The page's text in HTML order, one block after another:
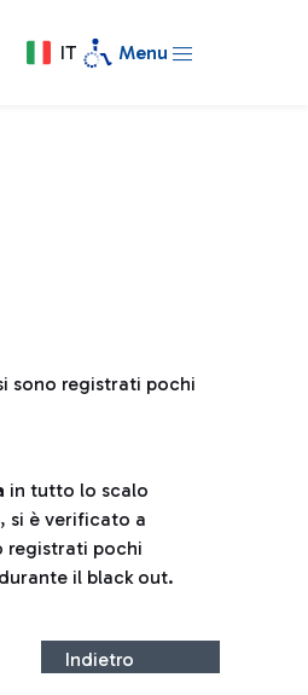
IT Menu
sono registrati pochi
in tutto lo scalo
si è verificato a
registrati pochi
il black out.
Indietro